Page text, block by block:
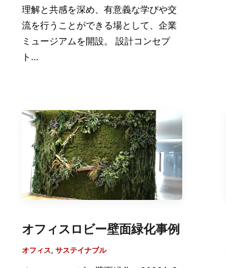
理解と共感を深め、有意義な学びや交
流を行うことができる場として、企業
ミュージアムを開設。 設計コンセプ
ト…
オフィスロビー壁面緑化事例
オフィス, サステイナブル